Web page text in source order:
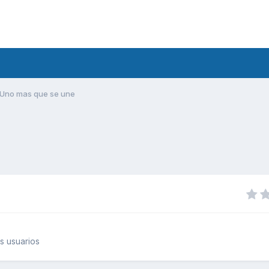
Uno mas que se une
usuarios